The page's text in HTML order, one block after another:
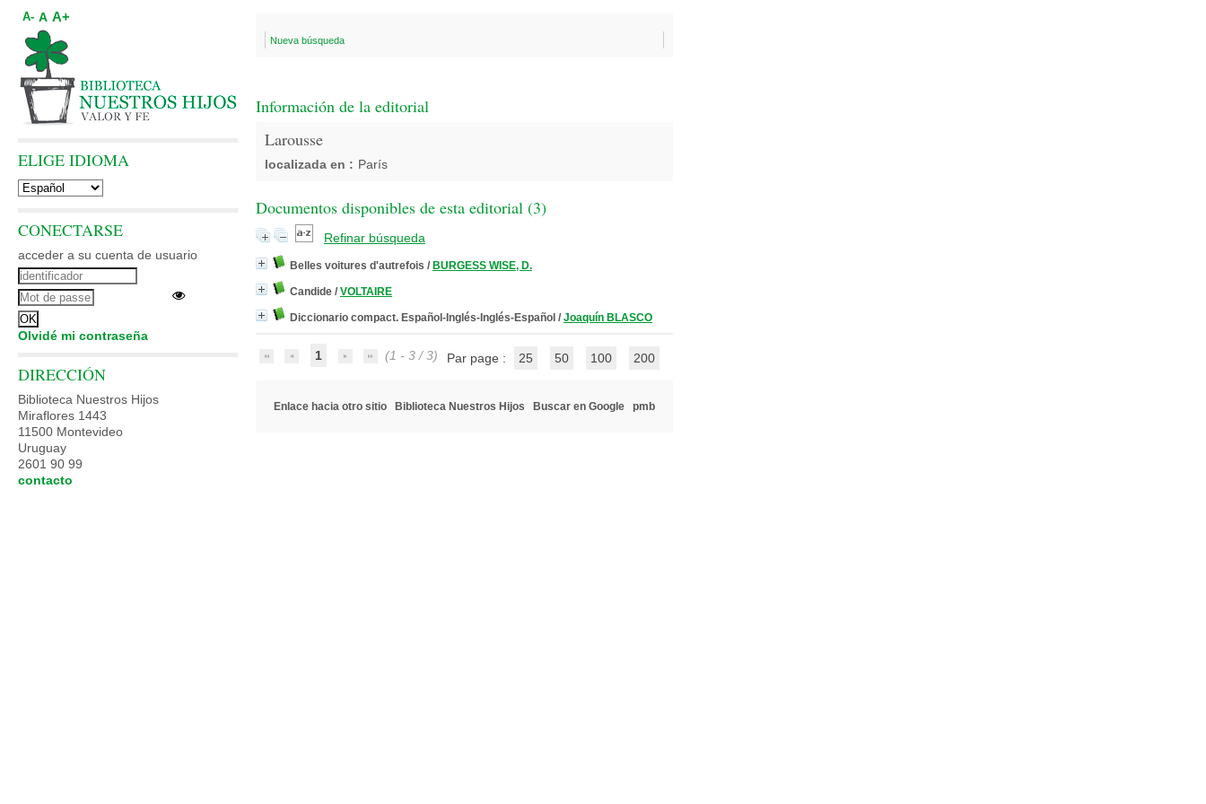
Nueva búsqueda
Información de la editorial
Larousse
localizada en : París
Documentos disponibles de esta editorial (3)
Refinar búsqueda
Belles voitures d'autrefois / BURGESS WISE, D.
Candide / VOLTAIRE
Diccionario compact. Español-Inglés-Inglés-Español / Joaquín BLASCO
1 (1 - 3 / 3) Par page : 25 50 100 200
Enlace hacia otro sitio Biblioteca Nuestros Hijos Buscar en Google pmb
A- A A+
ELIGE IDIOMA
CONECTARSE
acceder a su cuenta de usuario
Olvidé mi contraseña
DIRECCIÓN
Biblioteca Nuestros Hijos
Miraflores 1443
11500 Montevideo
Uruguay
2601 90 99
contacto